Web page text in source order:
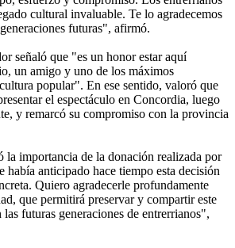
cultural invaluable. Te lo agradecemos
futuras", afirmó.
señaló que "es un honor estar aquí
un amigo y uno de los máximos
popular". En ese sentido, valoró que
el espectáculo en Concordia, luego
y remarcó su compromiso con la provincia
la importancia de la donación realizada por
anticipado hace tiempo esta decisión
Quiero agradecerle profundamente
que permitirá preservar y compartir este
futuras generaciones de entrerrianos",